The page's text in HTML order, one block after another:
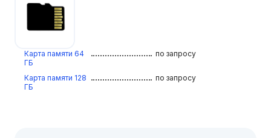
Карта памяти 64
ГБ
по запросу
Карта памяти 128
ГБ
по запросу